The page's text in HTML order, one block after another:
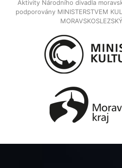
Aktivity Národního divadla
podporovány MINISTERSTVEM